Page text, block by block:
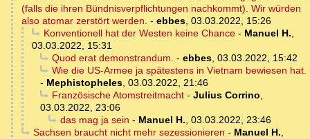
(falls die ihren Bündnisverpflichtungen nachkommt). Wir würden
also atomar zerstört werden. - ebbes, 03.03.2022, 15:26
Konventionell hat der Westen keine Chance- Manuel H.,
03.03.2022, 15:31
Quod erat demonstrandum. - ebbes, 03.03.2022, 15:42
Wie die US-Armee ja spätestens in Vietnam bewiesen hat.
- Mephistopheles, 03.03.2022, 21:46
Französische Atomstreitmacht- Julius Corrino,
03.03.2022, 23:06
das mag ja sein - Manuel H., 03.03.2022, 23:46
Sachsen braucht nicht mehr sezessionieren - Manuel H.,